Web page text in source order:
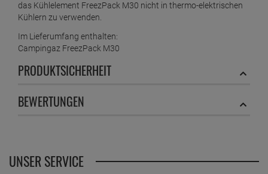
das Kühlelement FreezPack M30 nicht in thermo-elektrischen
Kühlern zu verwenden.
Im Lieferumfang enthalten:
Campingaz FreezPack M30
PRODUKTSICHERHEIT
BEWERTUNGEN
UNSER SERVICE